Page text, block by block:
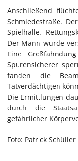
Anschließend
Schmiedestraße.
Spielhalle.
Der Mann wurde
Eine
Spurensicherer
fanden die
Tatverdächtigen
Die Ermittlungen
durch die
gefährlicher
Foto: Patrick Schüller